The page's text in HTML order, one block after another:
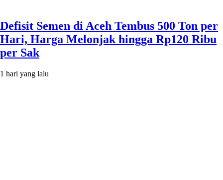
Defisit Semen di Aceh Tembus 500 Ton per
Hari, Harga Melonjak hingga Rp120 Ribu
per Sak
1 hari yang lalu